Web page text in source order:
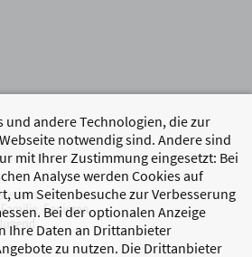
und andere Technologien, die zur
notwendig sind. Andere sind
mit Ihrer Zustimmung eingesetzt: Bei
Analyse werden Cookies auf
um Seitenbesuche zur Verbesserung
Bei der optionalen Anzeige
Ihre Daten an Drittanbieter
zu nutzen. Die Drittanbieter